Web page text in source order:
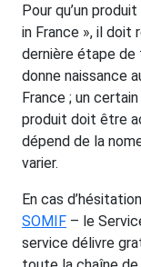
Pour qu’un
in France », il doit
dernière étape
donne naissance
France ; un
produit doit être
dépend de la
varier.
En cas
SOMIF – le
service délivre